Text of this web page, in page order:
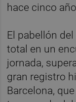
hace cinco
El pabellón
total en un
jornada,
gran registro
Barcelona,